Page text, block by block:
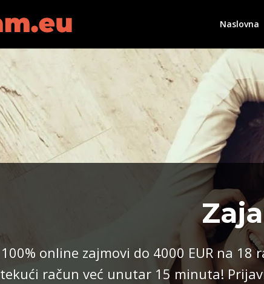
Naslovna
100% online zajmovi do 4000 EUR na
tekući račun već unutar 15 minuta!